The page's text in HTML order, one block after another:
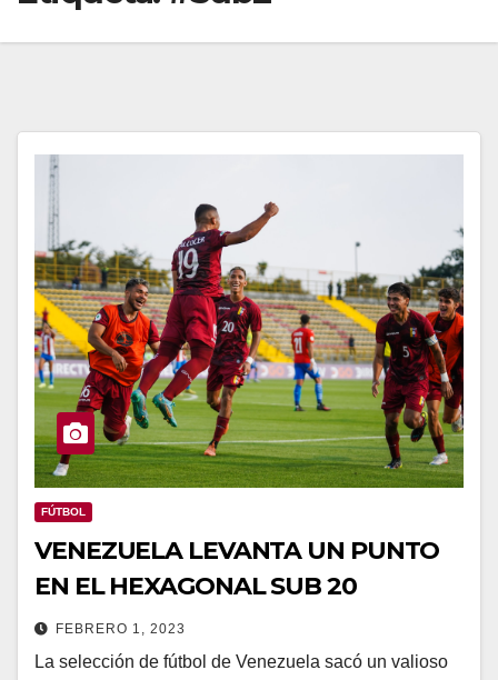
FÚTBOL
VENEZUELA LEVANTA UN PUNTO
EN EL HEXAGONAL SUB 20
FEBRERO 1, 2023
La selección de fútbol de Venezuela sacó un valioso